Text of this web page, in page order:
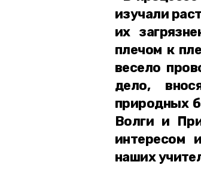
изучали
их
плечом к
весело
дело,
природных
Волги и
интересом
наших